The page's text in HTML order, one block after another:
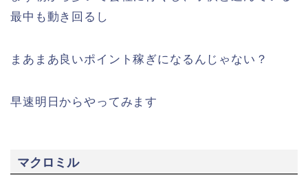
最中も動き回るし
まあまあ良いポイント稼ぎになるんじゃない？
早速明日からやってみます
マクロミル